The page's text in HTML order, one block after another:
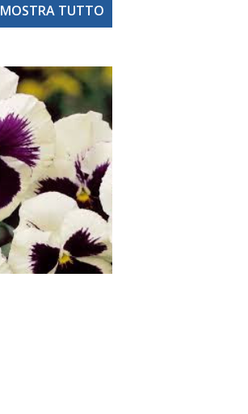
MOSTRA TUTTO